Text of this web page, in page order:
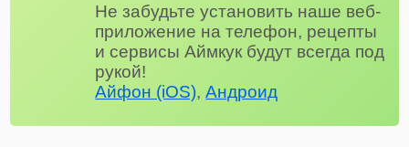
Не забудьте установить наше веб-
приложение на телефон, рецепты
и сервисы Аймкук будут всегда под
рукой!
Айфон (iOS),Андроид